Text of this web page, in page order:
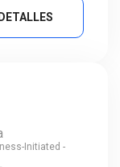
Initiated -